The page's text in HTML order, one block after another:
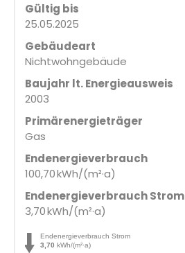
Gültig bis
25.05.2025
Gebäudeart
Nichtwohngebäude
Baujahr lt. Energieausweis
2003
Primärenergieträger
Gas
Endenergie­verbrauch
100,70 kWh/(m²·a)
Endenergie­verbrauch Strom
3,70 kWh/(m²·a)
Endenergieverbrauch Strom
3,70 kWh/(m²·a)